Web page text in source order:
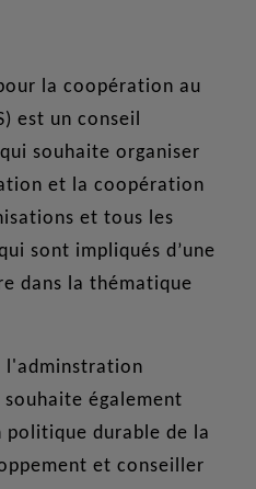
la coopération au
est un conseil
souhaite organiser
et la coopération
et tous les
sont impliqués d’une
dans la thématique
l'adminstration
également
politique durable de la
et conseiller